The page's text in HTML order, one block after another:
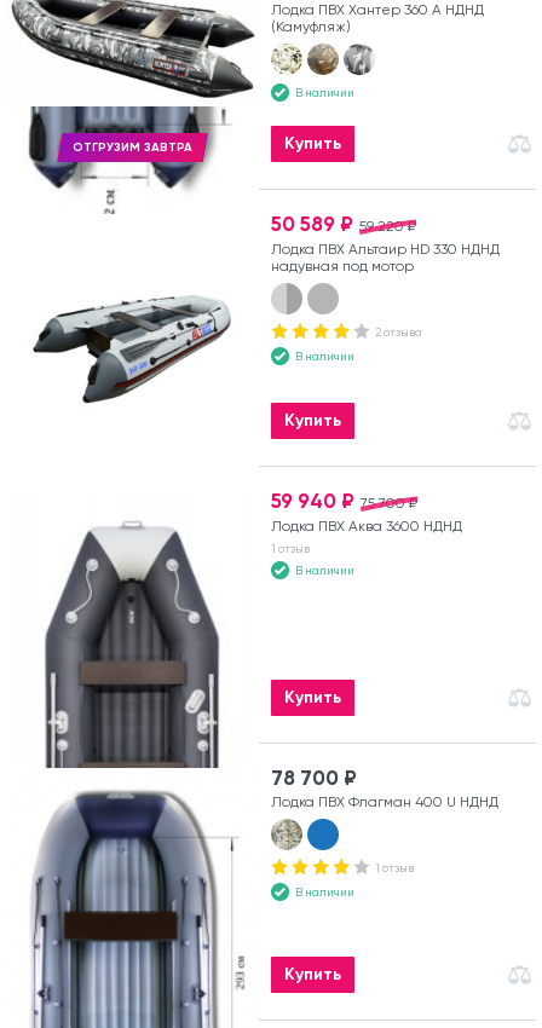
ОТГРУЗИМ ЗАВТРА
Лодка ПВХ Хантер 360 А НДНД
(Камуфляж)
В наличии
Купить
59 220 ₽
50 589 ₽
Лодка ПВХ Альтаир HD 330 НДНД
надувная под мотор
2 отзыва
В наличии
Купить
75 700 ₽
59 940 ₽
Лодка ПВХ Аква 3600 НДНД
1 отзыв
В наличии
Купить
78 700 ₽
Лодка ПВХ Флагман 400 U НДНД
1 отзыв
В наличии
Купить